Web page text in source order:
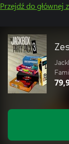
Przejdź do głównej